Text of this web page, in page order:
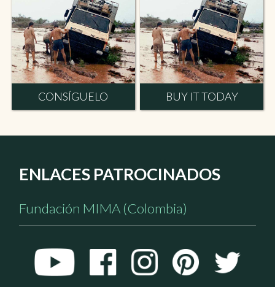
CONSÍGUELO BUY IT TODAY
ENLACES PATROCINADOS
Fundación MIMA (Colombia)